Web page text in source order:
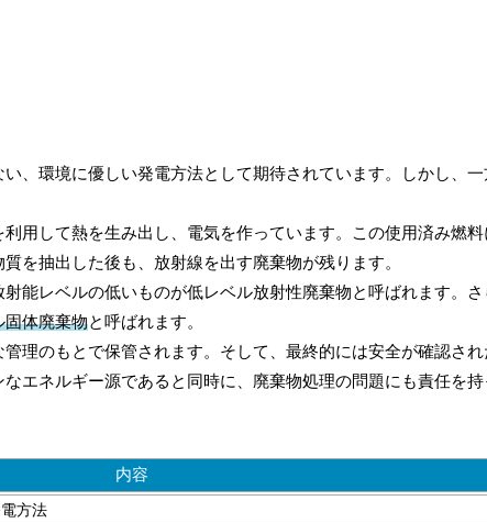
、環境に優しい発電方法として期待されています。しかし、
用して熱を生み出し、電気を作っています。この使用済み燃
を抽出した後も、放射線を出す廃棄物が残ります。
能レベルの低いものが低レベル放射性廃棄物と呼ばれます。
固体廃棄物と呼ばれます。
理のもとで保管されます。そして、最終的には安全が確認さ
エネルギー源であると同時に、廃棄物処理の問題にも責任を
内容
方法